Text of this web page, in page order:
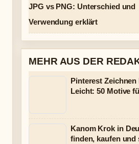
JPG vs PNG: Unterschied und
Verwendung erklärt
MEHR AUS DER
Pinterest Zeichnen
Leicht: 50 Motive
Kanom Krok in
finden, kaufen und